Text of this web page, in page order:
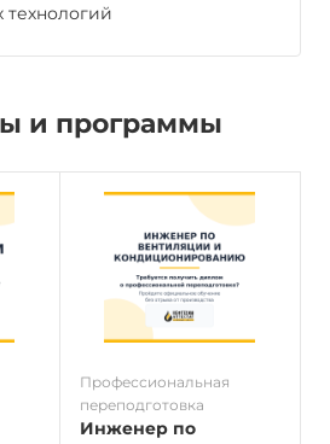
технологий
и программы
Профессиональная
переподготовка
Инженер по